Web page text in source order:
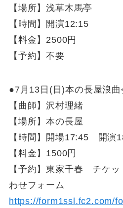
【場所】浅草木馬亭
【時間】開演12:15
【料金】2500円
【予約】不要
●7月13日(日)本の長屋浪曲
【曲師】沢村理緒
【場所】本の長屋
【時間】開場17:45 開演
【料金】1500円
【予約】東家千春 チケッ
わせフォーム
https://form1ssl.fc2.com/